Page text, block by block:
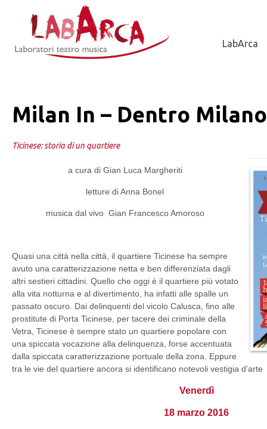
LabArca
Milan In – Dentro Milano
Ticinese: storia di un quartiere
a cura di Gian Luca Margheriti
letture di Anna Bonel
musica dal vivo Gian Francesco Amoroso
Quasi una città nella città, il quartiere Ticinese ha sempre
avuto una caratterizzazione netta e ben differenziata dagli
altri sestieri cittadini. Quello che oggi è il quartiere più votato
alla vita notturna e al divertimento, ha infatti alle spalle un
passato oscuro. Dai delinquenti del vicolo Calusca, fino alle
prostitute di Porta Ticinese, per tacere dei criminale della
Vetra, Ticinese è sempre stato un quartiere popolare con
una spiccata vocazione alla delinquenza, forse accentuata
dalla spiccata caratterizzazione portuale della zona. Eppure
tra le vie del quartiere ancora si identificano notevoli vestigia
Venerdì
18 marzo 2016